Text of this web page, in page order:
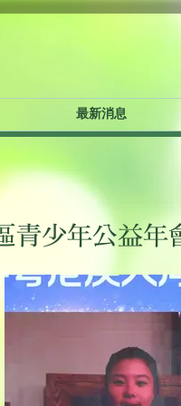
最新消息
青少年公益年